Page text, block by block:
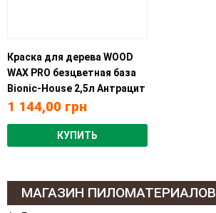
Краска для дерева WOOD
WAX PRO безцветная база
Bionic-House 2,5л Антрацит
1 144,00 грн
КУПИТЬ
МАГАЗИН ПИЛОМАТЕРИАЛОВ